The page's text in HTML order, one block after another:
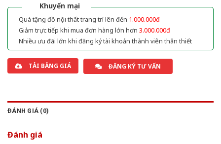
Khuyến mại
Quà tặng đồ nội thất trang trí lên đến 1.000.000đ
Giảm trực tiếp khi mua đơn hàng lớn hơn 3.000.000đ
Nhiều ưu đãi lớn khi đăng ký tài khoản thành viên thân thiết
TẢI BẢNG GIÁ ĐĂNG KÝ TƯ VẤN
ĐÁNH GIÁ (0)
Đánh giá